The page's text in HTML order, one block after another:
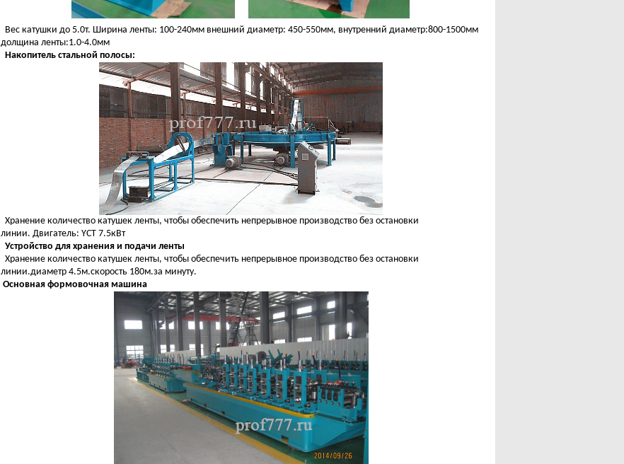
Вес катушки до 5.0т. Ширина ленты: 100-240мм внешний диаметр: 450-550мм, внутренний диаметр:800-1500мм
долщина ленты:1.0-4.0мм
Накопитель стальной полосы:
Хранение количество катушек ленты, чтобы обеспечить непрерывное производство без остановки
линии. Двигатель: YСТ 7.5кВт
Устройство для хранения и подачи ленты
Хранение количество катушек ленты, чтобы обеспечить непрерывное производство без остановки
линии.диаметр 4.5м.скорость 180м.за минуту.
Основная формовочная машина